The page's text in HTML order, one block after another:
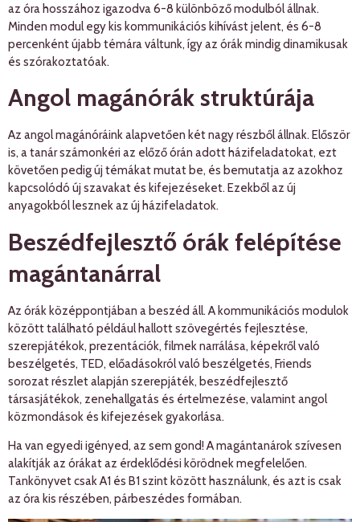
az óra hosszához igazodva 6-8 különböző modulból állnak.
Minden modul egy kis kommunikációs kihívást jelent, és 6-8
percenként újabb témára váltunk, így az órák mindig dinamikusak
és szórakoztatóak.
Angol magánórák struktúrája
Az angol magánóráink alapvetően két nagy részből állnak. Először
is, a tanár számonkéri az előző órán adott házifeladatokat, ezt
követően pedig új témákat mutat be, és bemutatja az azokhoz
kapcsolódó új szavakat és kifejezéseket. Ezekből az új
anyagokból lesznek az új házifeladatok.
Beszédfejlesztő órák felépítése
magántanárral
Az órák középpontjában a beszéd áll. A kommunikációs modulok
között található például hallott szövegértés fejlesztése,
szerepjátékok, prezentációk, filmek narrálása, képekről való
beszélgetés, TED, előadásokról való beszélgetés, Friends
sorozat részlet alapján szerepjáték, beszédfejlesztő
társasjátékok, zenehallgatás és értelmezése, valamint angol
közmondások és kifejezések gyakorlása.
Ha van egyedi igényed, az sem gond! A magántanárok szívesen
alakítják az órákat az érdeklődési körödnek megfelelően.
Tankönyvet csak A1 és B1 szint között használunk, és azt is csak
az óra kis részében, párbeszédes formában.